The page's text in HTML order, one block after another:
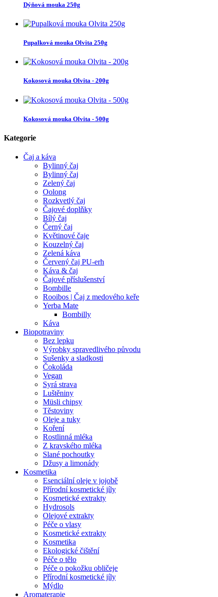
Dýňová mouka 250g
Pupalková mouka Olvita 250g
Kokosová mouka Olvita - 200g
Kokosová mouka Olvita - 500g
Kategorie
Čaj a káva
Bylinný čaj
Bylinný čaj
Zelený čaj
Oolong
Rozkvetlý čaj
Čajové doplňky
Bílý čaj
Černý čaj
Květinové čaje
Kouzelný čaj
Zelená káva
Červený čaj PU-erh
Káva & čaj
Čajové příslušenství
Bombille
Rooibos | Čaj z medového keře
Yerba Mate
Bombilly
Káva
Biopotraviny
Bez lepku
Výrobky spravedlivého původu
Sušenky a sladkosti
Čokoláda
Vegan
Syrá strava
Luštěniny
Müsli chipsy
Těstoviny
Oleje a tuky
Koření
Rostlinná mléka
Z kravského mléka
Slané pochoutky
Džusy a limonády
Kosmetika
Esenciální oleje v jojobě
Přírodní kosmetické jíly
Kosmetické extrakty
Hydrosols
Olejové extrakty
Péče o vlasy
Kosmetické extrakty
Kosmetika
Ekologické čištění
Péče o tělo
Péče o pokožku obličeje
Přírodní kosmetické jíly
Mýdlo
Aromaterapie